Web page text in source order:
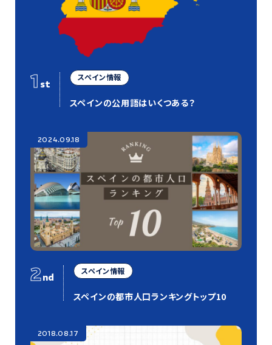
1 st
スペイン情報
スペインの公用語はいくつある？
2024.09.18
2nd
スペイン情報
スペインの都市人口ランキングトップ10
2018.08.17